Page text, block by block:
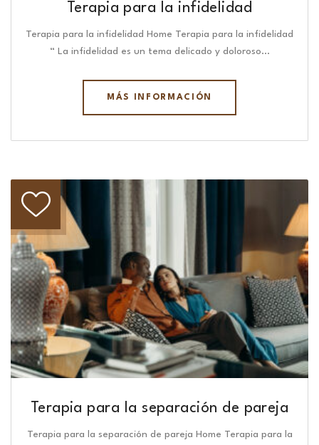
Terapia para la infidelidad
Terapia para la infidelidad Home Terapia para la infidelidad
“ La infidelidad es un tema delicado y doloroso…
MÁS INFORMACIÓN
Terapia para la separación de pareja
Terapia para la separación de pareja Home Terapia para la